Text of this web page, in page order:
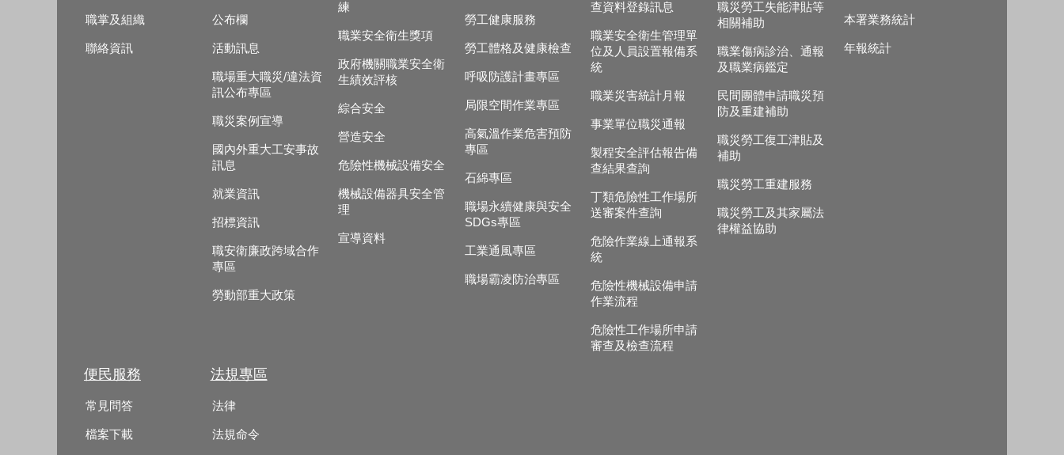
職掌及組織
聯絡資訊
公布欄
活動訊息
職場重大職災/違法資
訊公布專區
職災案例宣導
國內外重大工安事故
訊息
就業資訊
招標資訊
職安衛廉政跨域合作
專區
勞動部重大政策
練
職業安全衛生獎項
政府機關職業安全衛
生績效評核
綜合安全
營造安全
危險性機械設備安全
機械設備器具安全管
理
宣導資料
勞工健康服務
勞工體格及健康檢查
呼吸防護計畫專區
局限空間作業專區
高氣溫作業危害預防
專區
石綿專區
職場永續健康與安全
SDGs專區
工業通風專區
職場霸凌防治專區
查資料登錄訊息
職業安全衛生管理單
位及人員設置報備系
統
職業災害統計月報
事業單位職災通報
製程安全評估報告備
查結果查詢
丁類危險性工作場所
送審案件查詢
危險作業線上通報系
統
危險性機械設備申請
作業流程
危險性工作場所申請
審查及檢查流程
職災勞工失能津貼等
相關補助
職業傷病診治、通報
及職業病鑑定
民間團體申請職災預
防及重建補助
職災勞工復工津貼及
補助
職災勞工重建服務
職災勞工及其家屬法
律權益協助
本署業務統計
年報統計
便民服務
常見問答
檔案下載
法規專區
法律
法規命令